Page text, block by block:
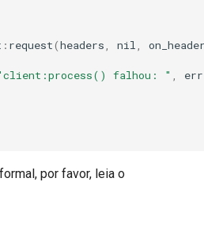
: request(headers nil
falhou: " err
por favor, leia o